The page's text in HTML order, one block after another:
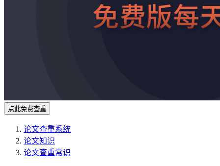
点此免费查重
论文查重系统
论文知识
论文查重常识